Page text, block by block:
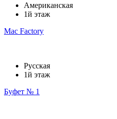
Американская
1й этаж
Mac Factory
Русская
1й этаж
Буфет № 1